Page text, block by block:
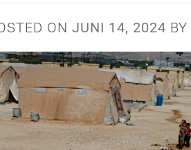
ON JUNI 14, 2024 BY